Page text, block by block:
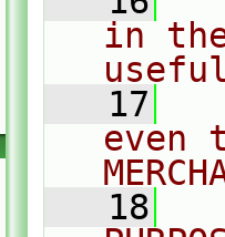
in
   17
even
   18